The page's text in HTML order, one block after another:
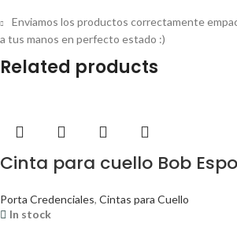
Enviamos los productos correctamente
a tus manos en perfecto estado :)
Related products
Cinta para cuello Bob
Porta Credenciales, Cintas para Cuello
In stock